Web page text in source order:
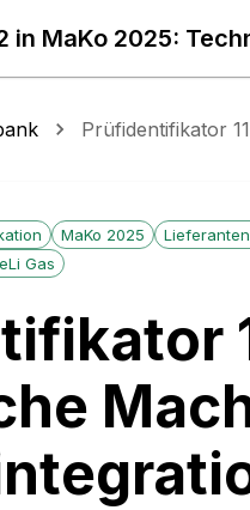
in MaKo 2025:
Prüfidentifikator
MaKo 2025
Gas